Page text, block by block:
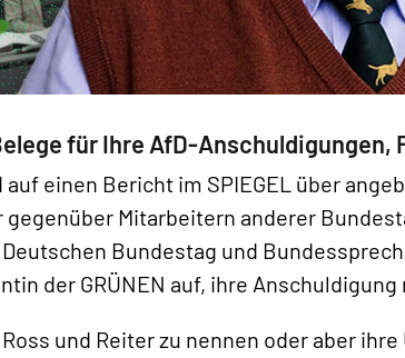
für Ihre AfD-Anschuldigungen,
einen Bericht im SPIEGEL über
gegenüber Mitarbeitern anderer
Bundestag und
der GRÜNEN auf, ihre
und Reiter zu nennen oder aber